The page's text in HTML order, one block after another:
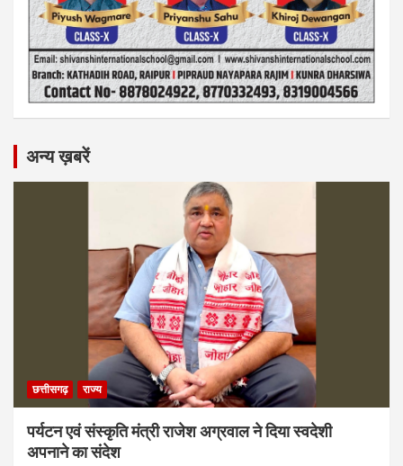
अन्य ख़बरें
छत्तीसगढ़ राज्य
पर्यटन एवं संस्कृति मंत्री राजेश अग्रवाल ने दिया स्वदेशी
अपनाने का संदेश